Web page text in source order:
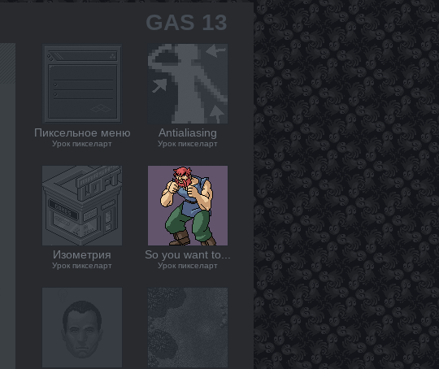
GAS 13
Пиксельное меню
Урок пикселарт
Antialiasing
Урок пикселарт
Изометрия
Урок пикселарт
So you want to...
Урок пикселарт